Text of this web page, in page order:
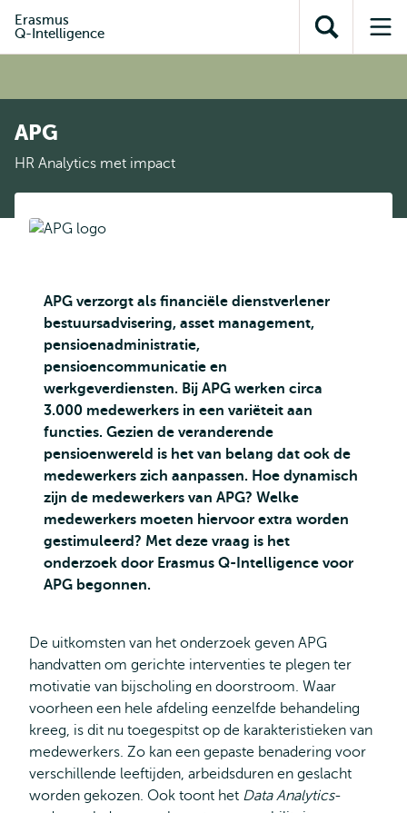
inhoud
Direct naar
subnavigatie
Erasmus
Q-Intelligence
Toon
zoekveld
APG
HR Analytics met impact
APG verzorgt als financiële dienstverlener
bestuursadvisering, asset management,
pensioenadministratie,
pensioencommunicatie en
werkgeverdiensten. Bij APG werken circa
3.000 medewerkers in een variëteit aan
functies. Gezien de veranderende
pensioenwereld is het van belang dat ook de
medewerkers zich aanpassen. Hoe dynamisch
zijn de medewerkers van APG? Welke
medewerkers moeten hiervoor extra worden
gestimuleerd? Met deze vraag is het
onderzoek door Erasmus Q-Intelligence voor
APG begonnen.
De uitkomsten van het onderzoek geven APG
handvatten om gerichte interventies te plegen ter
motivatie van bijscholing en doorstroom. Waar
voorheen een hele afdeling eenzelfde behandeling
kreeg, is dit nu toegespitst op de karakteristieken van
medewerkers. Zo kan een gepaste benadering voor
verschillende leeftijden, arbeidsduren en geslacht
worden gekozen. Ook toont het Data Analytics-